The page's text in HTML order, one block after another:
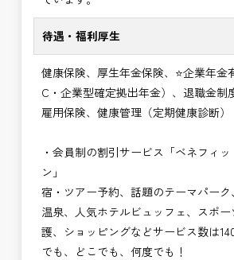
待遇・福利厚生
健康保険、厚生年金保険、⭐企業年金
C・企業型確定拠出年金）、退職金制
雇用保険、健康管理（定期健康診断）
・会員制の割引サービス「ベネフィ
ン」
宿・ツアー予約、話題のテーマパーク
温泉、人気ホテルビュッフェ、スポ
護、ショッピングなどサービス数は
でも、どこでも、何度でも！